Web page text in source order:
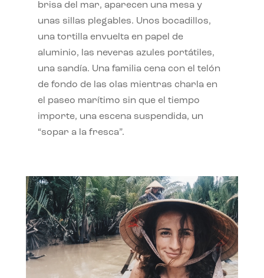
brisa del mar, aparecen una mesa y
unas sillas plegables. Unos bocadillos,
una tortilla envuelta en papel de
aluminio, las neveras azules portátiles,
una sandía. Una familia cena con el telón
de fondo de las olas mientras charla en
el paseo marítimo sin que el tiempo
importe, una escena suspendida, un
“sopar a la fresca”.